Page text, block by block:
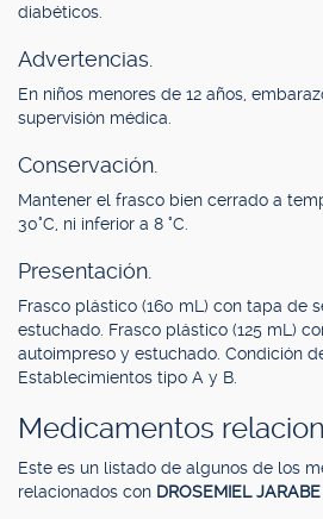
diabéticos.
Advertencias.
En niños menores de 12 años,
supervisión médica.
Conservación.
Mantener el frasco bien cerrado a
30°C, ni inferior a 8 °C.
Presentación.
Frasco plástico (160 mL) con tapa de
estuchado. Frasco plástico (125 mL)
autoimpreso y estuchado. Condición
Establecimientos tipo A y B.
Medicamentos
Este es un listado de algunos de los
relacionados con DROSEMIEL JARABE